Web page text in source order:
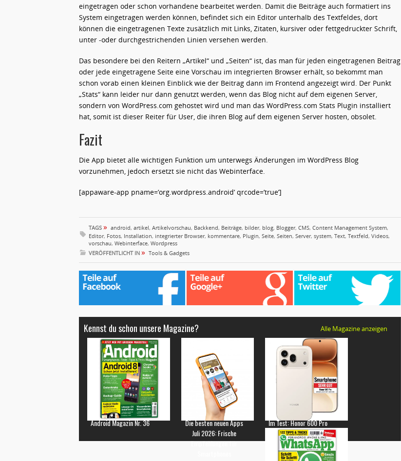
eingetragen oder schon vorhandene bearbeitet werden. Damit die Beiträge auch formatiert ins
System eingetragen werden können, befindet sich ein Editor unterhalb des Textfeldes, dort
können die eingetragenen Texte zusätzlich mit Links, Zitaten, kursiver oder fettgedruckter Schrift,
unter -oder durchgestrichenden Linien versehen werden.
Das besondere bei den Reitern „Artikel“ und „Seiten“ ist, das man für jeden eingetragenen Beitrag
oder jede eingetragene Seite eine Vorschau im integrierten Browser erhält, so bekommt man
schon vorab einen kleinen Einblick wie der Beitrag dann im Frontend angezeigt wird. Der Punkt
„Stats“ kann leider nur dann genutzt werden, wenn das Blog nicht auf dem eigenen Server,
sondern von WordPress.com gehostet wird und man das WordPress.com Stats Plugin installiert
hat, somit ist dieser Reiter für User, die ihren Blog auf dem eigenen Server hosten, obsolet.
Fazit
Die App bietet alle wichtigen Funktion um unterwegs Änderungen im WordPress Blog
vorzunehmen, jedoch ersetzt sie nicht das Webinterface.
[appaware-app pname=’org.wordpress.android’ qrcode=’true’]
TAGS » android, artikel, Artikelvorschau, Backkend, Beiträge, bilder, blog, Blogger, CMS, Content Management System,
Editor, Fotos, Installation, integrierter Browser, kommentare, Plugin, Seite, Seiten, Server, system, Text, Textfeld, Videos,
vorschau, Webinterface, Wordpress
VERÖFFENTLICHT IN » Tools & Gadgets
Kennst du schon unsere Magazine? Alle Magazine anzeigen
Android Magazin Nr. 36
Die besten neuen Apps
Juli 2026: Frische
Empfehlungen für
Im Test: Honor 600 Pro